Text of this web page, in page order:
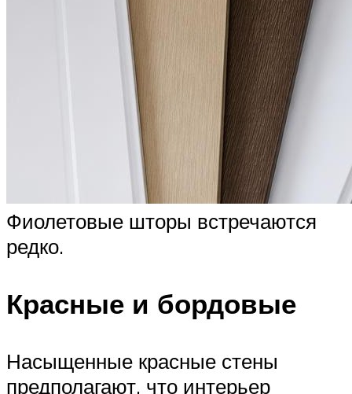
Фиолетовые шторы встречаются
редко.
Красные и бордовые
Насыщенные красные стены
предполагают, что интерьер